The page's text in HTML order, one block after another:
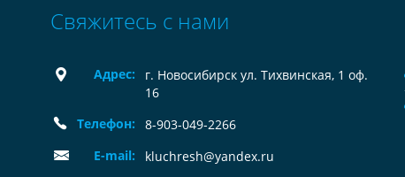
Свяжитесь с нами
Адрес:
г. Новосибирск ул. Тихвинская, 1 оф.
16
Телефон:
8-903-049-2266
E-mail:
kluchresh@yandex.ru